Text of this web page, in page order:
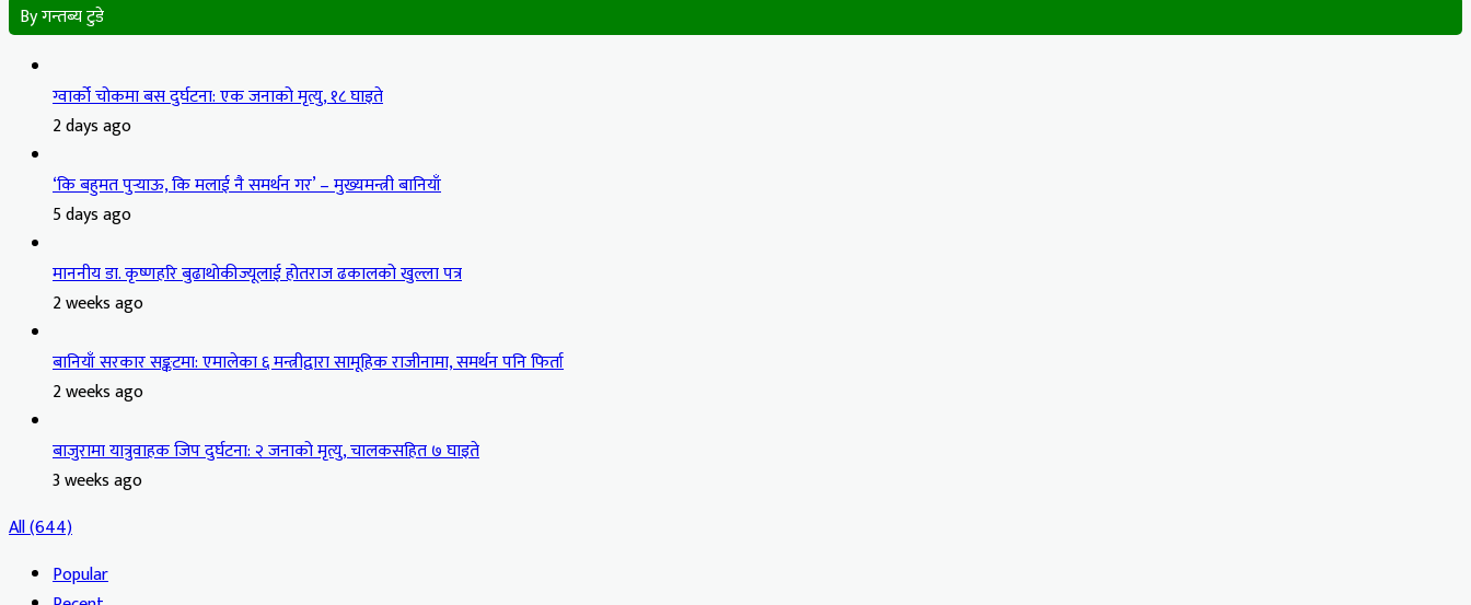
By गन्तब्य टुडे
ग्वार्को चोकमा बस दुर्घटना: एक जनाको मृत्यु, १८ घाइते
2 days ago
‘कि बहुमत पुर्‍याऊ, कि मलाई नै समर्थन गर’ – मुख्यमन्त्री बानियाँ
5 days ago
माननीय डा. कृष्णहरि बुढाथोकीज्यूलाई होतराज ढकालको खुल्ला पत्र
2 weeks ago
बानियाँ सरकार सङ्कटमा: एमालेका ६ मन्त्रीद्वारा सामूहिक राजीनामा, समर्थन पनि फिर्ता
2 weeks ago
बाजुरामा यात्रुवाहक जिप दुर्घटना: २ जनाको मृत्यु, चालकसहित ७ घाइते
3 weeks ago
All (644)
Popular